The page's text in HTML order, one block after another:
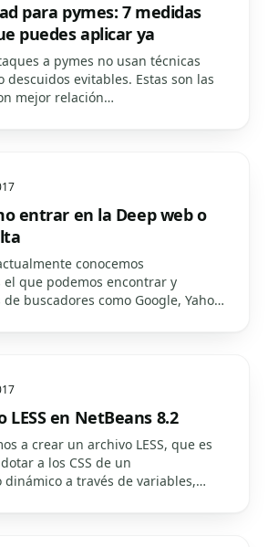
para pymes: 7 medidas
puedes aplicar ya
a pymes no usan técnicas
descuidos evitables. Estas son las
mejor relación
entrar en la Deep web o
conocemos
que podemos encontrar y
buscadores como Google, Yahoo
un 37% de todas las
LESS en NetBeans 8.2
a crear un archivo LESS, que es
a los CSS de un
a través de variables,
CSS mucho más fácil, rápido y